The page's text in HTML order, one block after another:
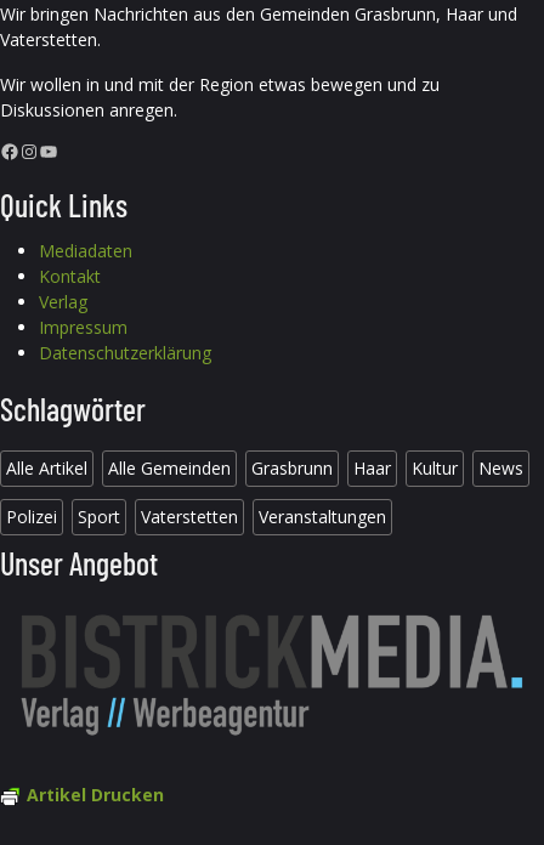
Wir bringen Nachrichten aus den Gemeinden Grasbrunn, Haar und
Vaterstetten.
Wir wollen in und mit der Region etwas bewegen und zu
Diskussionen anregen.
Facebook InstagramYouTube
Quick Links
Mediadaten
Kontakt
Verlag
Impressum
Datenschutzerklärung
Schlagwörter
Alle Artikel Alle Gemeinden Grasbrunn Haar Kultur News
Polizei Sport Vaterstetten Veranstaltungen
Unser Angebot
Artikel Drucken